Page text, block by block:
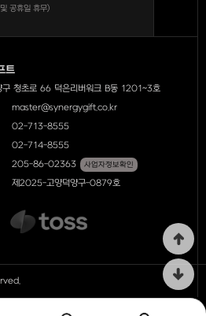
공휴일 휴무)
트
구 청초로 66 덕은리버워크 B동 1201~3호
master@synergygift.co.kr
02-713-8555
02-714-8555
205-86-02363 사업자정보확인
제2025-고양덕양구-0879호